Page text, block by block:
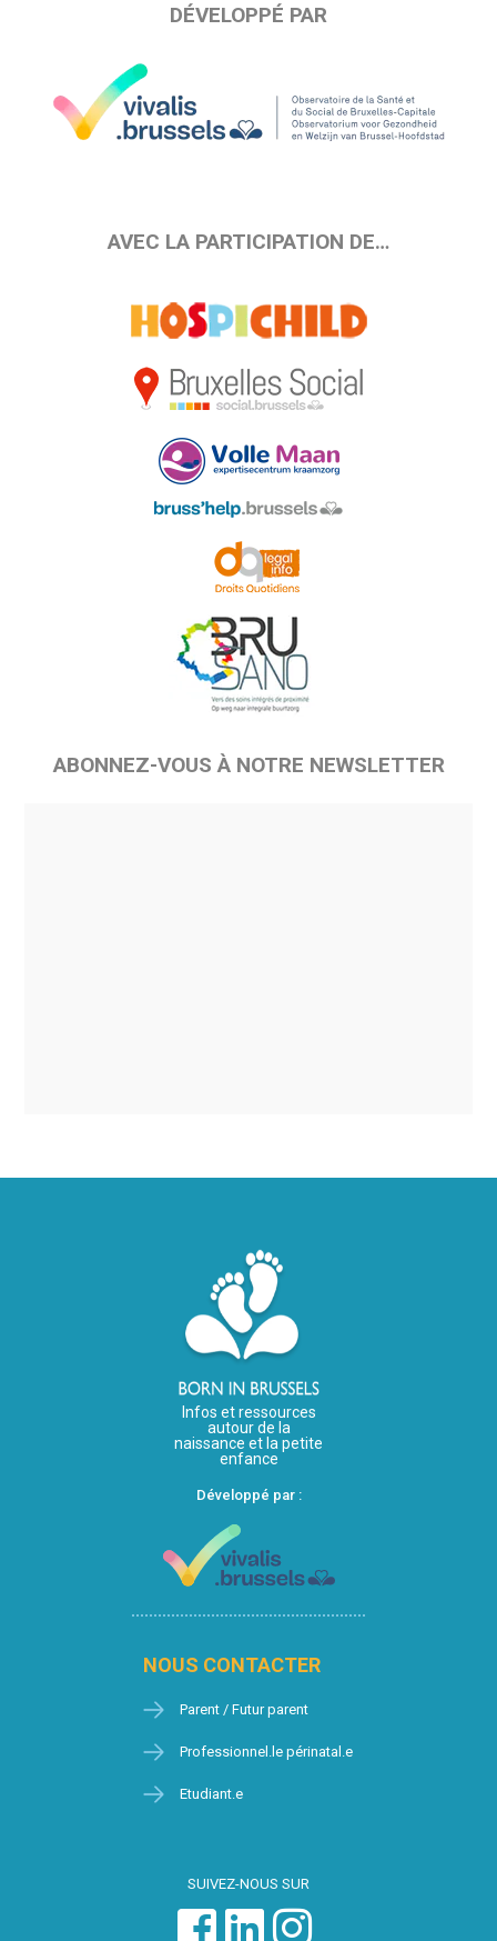
DÉVELOPPÉ PAR
AVEC LA PARTICIPATION DE…
ABONNEZ-VOUS À NOTRE NEWSLETTER
Infos et ressources
autour de la
naissance et la petite
enfance
Développé par :
NOUS CONTACTER
Parent / Futur parent
Professionnel.le périnatal.e
Etudiant.e
SUIVEZ-NOUS SUR